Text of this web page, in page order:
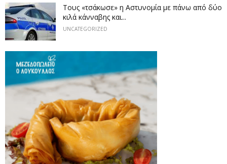
Τους «τσάκωσε» η Αστυνομία με πάνω από δύο
κιλά κάνναβης και...
UNCATEGORIZED